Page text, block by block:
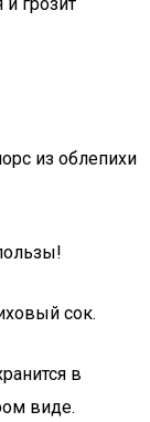
из облепихи
сок.
в
виде.